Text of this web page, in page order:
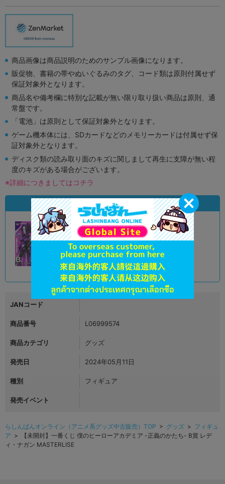
商品画像は商品説明のためのサンプル画像になります。
販促物、書籍の帯やぬいぐるみのタグ、コード類は原則付属せず
保証対象外となります。
商品名や備考欄に特別な記載が無い限り取り扱い商品は原則、通
常盤です。
「電池」は原則として保証対象外となります。
ゲーム機本体には、SDカードなどのメモリーカードは付属せず保
証対象外となります。
ディスク類の読み取り面のキズに関しまして再生に支障が無い程
度のキズがある場合がございます。
※詳細につきましてはコチラ
状態違いの同一商品
状態 : A
オンライン
品切状態 1,980円 税込
JANコード
商品番号 L06999574
商品カテゴリ グッズ
発売日 2024年05月11日
種別 フィギュア
発売イベント
らしんばんオンライン（アニメ系グッズ中古販売）TOP > グッズ > フィギュ
ア > 【未開封】一番くじ 僕のヒーローアカデミア -正義のかたち- B賞 レデ
ィ・ナガン MASTERLISE